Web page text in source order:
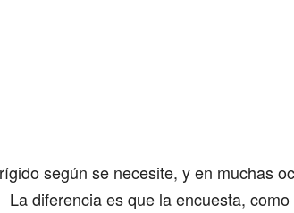
según se necesite, y en muchas
diferencia es que la encuesta,